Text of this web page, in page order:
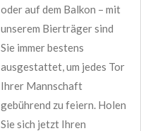
oder auf dem Balkon – mit
unserem Bierträger sind
Sie immer bestens
ausgestattet, um jedes Tor
Ihrer Mannschaft
gebührend zu feiern. Holen
Sie sich jetzt Ihren